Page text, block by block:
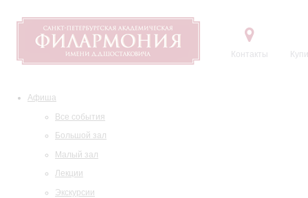
Контакты
Афиша
Все события
Большой зал
Малый зал
Лекции
Экскурсии